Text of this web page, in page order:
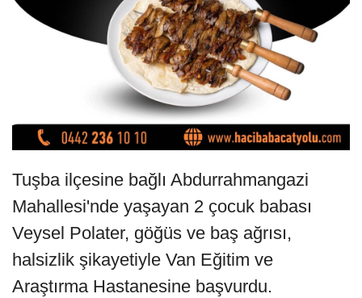
Tuşba ilçesine bağlı Abdurrahmangazi
Mahallesi'nde yaşayan 2 çocuk babası
Veysel Polater, göğüs ve baş ağrısı,
halsizlik şikayetiyle Van Eğitim ve
Araştırma Hastanesine başvurdu.